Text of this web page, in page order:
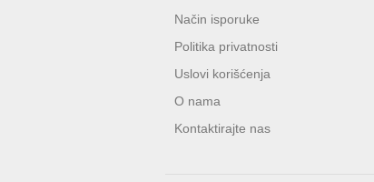
Način isporuke
Politika privatnosti
Uslovi korišćenja
O nama
Kontaktirajte nas